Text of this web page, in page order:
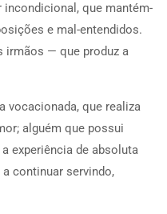
que mantém-
e mal-entendidos.
irmãos — que produz a
vocacionada, que realiza
alguém que possui
experiência de absoluta
continuar servindo,